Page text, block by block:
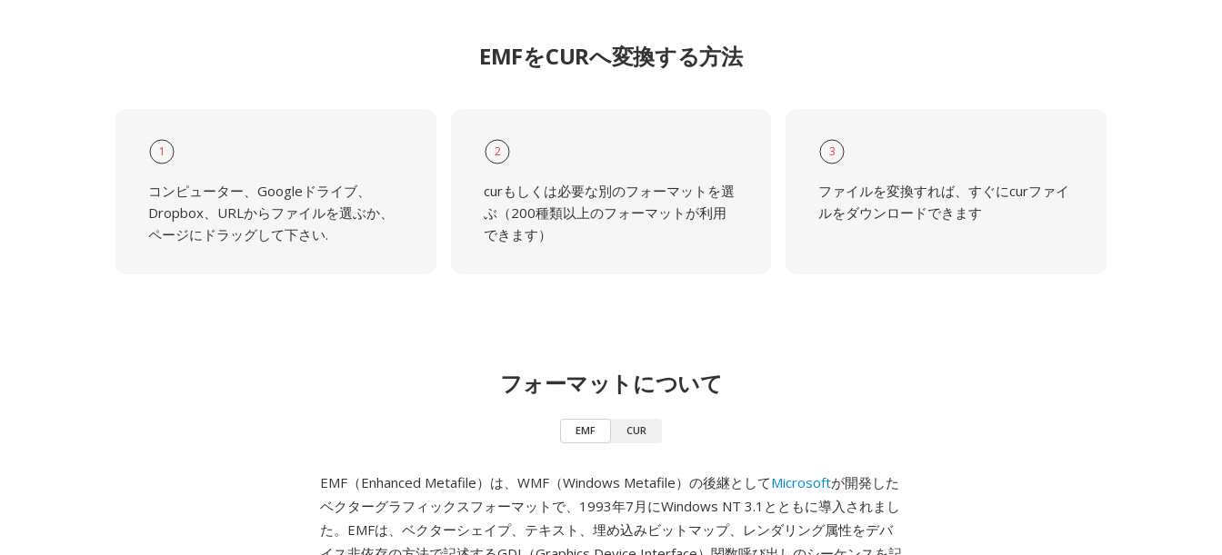
EMFをCURへ変換する方法
1
コンピューター、Googleドライブ、
Dropbox、URLからファイルを選ぶか、
ページにドラッグして下さい.
2
curもしくは必要な別のフォーマットを選
ぶ（200種類以上のフォーマットが利用
できます）
3
ファイルを変換すれば、すぐにcurファイ
ルをダウンロードできます
フォーマットについて
EMF CUR
EMF（Enhanced Metafile）は、WMF（Windows Metafile）の後継としてMicrosoftが開発した
ベクターグラフィックスフォーマットで、1993年7月にWindows NT 3.1とともに導入されまし
た。EMFは、ベクターシェイプ、テキスト、埋め込みビットマップ、レンダリング属性をデバ